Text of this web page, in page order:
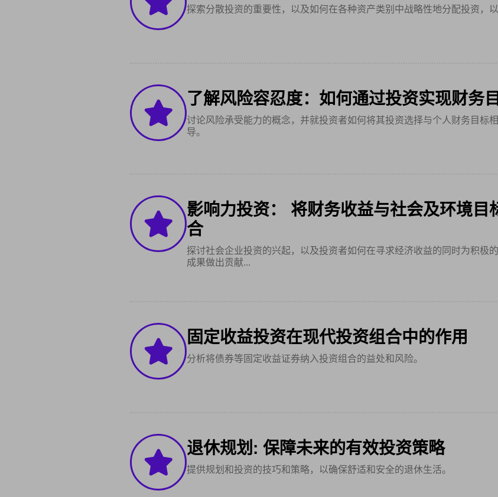
探索分散投资的重要性，以及如何在各种资产类别中战略性地分配投资，
了解风险容忍度：如何通过投资实现财务
讨论风险承受能力的概念，并就投资者如何将其投资选择与个人财务目标
导。
影响力投资： 将财务收益与社会及环境目
合
探讨社会企业投资的兴起，以及投资者如何在寻求经济收益的同时为积极
成果做出贡献...
固定收益投资在现代投资组合中的作用
分析将债券等固定收益证券纳入投资组合的益处和风险。
退休规划: 保障未来的有效投资策略
提供规划和投资的技巧和策略，以确保舒适和安全的退休生活。